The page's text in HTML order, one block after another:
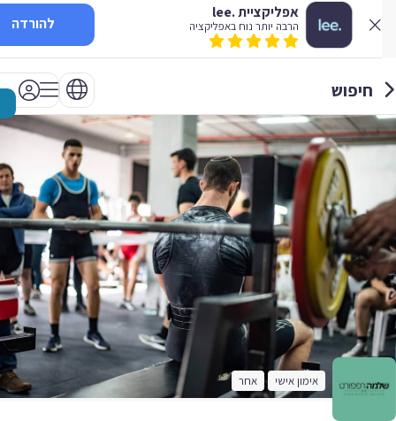
אפליקציית .lee
הרבה יותר נוח באפליקציה להורדה
חיפוש
אימון אישי אחר